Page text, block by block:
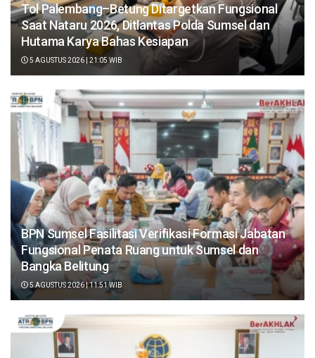
Tol Palembang–Betung Ditargetkan Fungsional
Saat Nataru 2026, Ditlantas Polda Sumsel dan
Hutama Karya Bahas Kesiapan
5 AGUSTUS 2026 | 21:05 WIB
BPN Sumsel Fasilitasi Verifikasi Formasi Jabatan
Fungsional Penata Ruang untuk Sumsel dan
Bangka Belitung
5 AGUSTUS 2026 | 11:51 WIB